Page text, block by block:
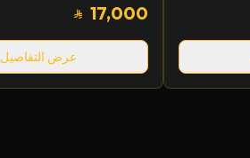
17,000
عرض التفاصيل